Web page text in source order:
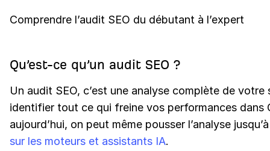
Comprendre l’audit SEO du débutant à l’expert
Qu’est-ce qu’un audit SEO ?
Un audit SEO, c’est une analyse complète de votre
identifier tout ce qui freine vos performances dans
aujourd’hui, on peut même pousser l’analyse
sur les moteurs et assistants IA.